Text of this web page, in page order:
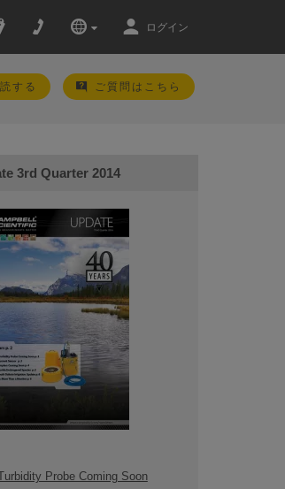
ログイン
する ご質問はこちら
3rd Quarter 2014
Probe Coming Soon